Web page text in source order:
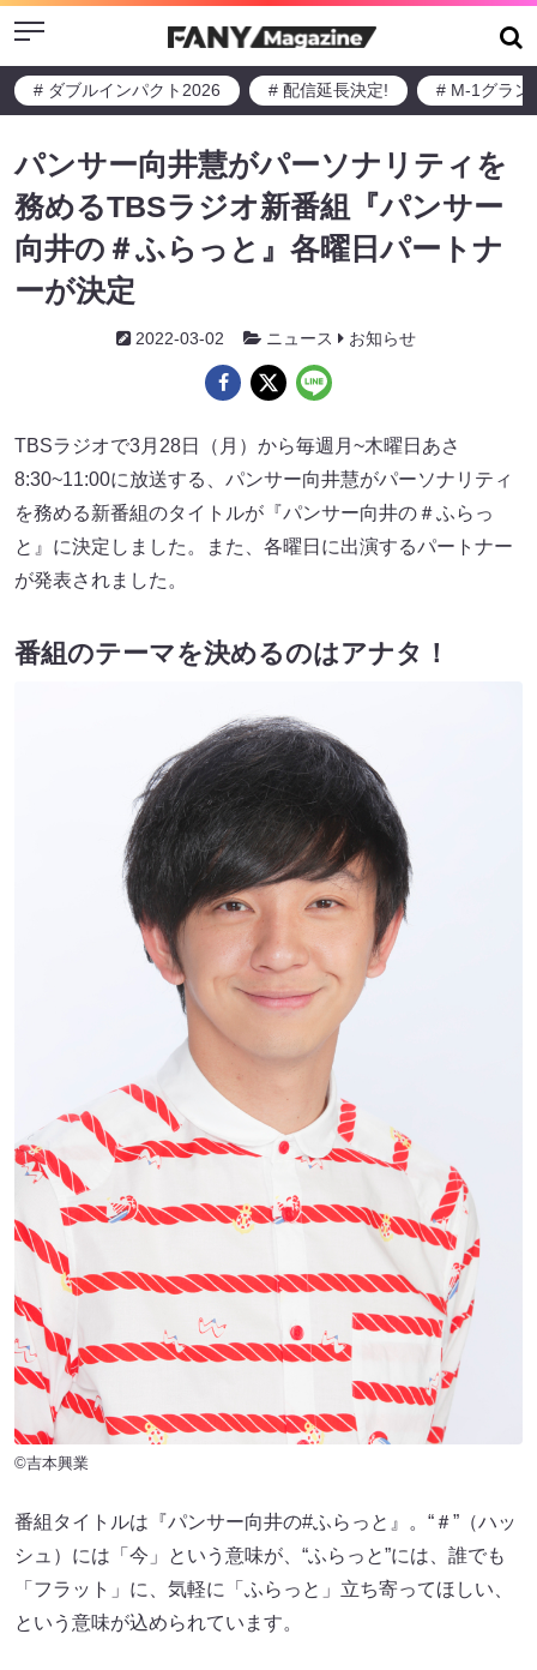
Menu
# ダブルインパクト2026 # 配信延長決定! # M-1グラン
パンサー向井慧がパーソナリティを
務めるTBSラジオ新番組『パンサー
向井の＃ふらっと』各曜日パートナ
ーが決定
2022-03-02 ニュース お知らせ
TBSラジオで3月28日（月）から毎週月~木曜日あさ
8:30~11:00に放送する、パンサー向井慧がパーソナリティ
を務める新番組のタイトルが『パンサー向井の＃ふらっ
と』に決定しました。また、各曜日に出演するパートナー
が発表されました。
番組のテーマを決めるのはアナタ！
©吉本興業
番組タイトルは『パンサー向井の#ふらっと』。“＃”（ハッ
シュ）には「今」という意味が、“ふらっと”には、誰でも
「フラット」に、気軽に「ふらっと」立ち寄ってほしい、
という意味が込められています。